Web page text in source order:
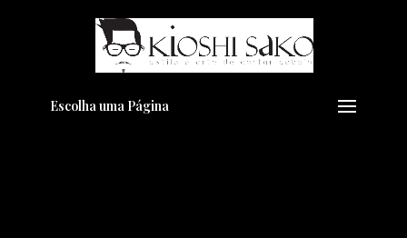
Escolha uma Página
Pensando em transformar seu
Visual??